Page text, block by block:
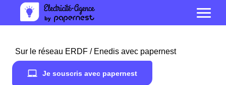
Sur le réseau ERDF / Enedis avec papernest
Je souscris avec papernest